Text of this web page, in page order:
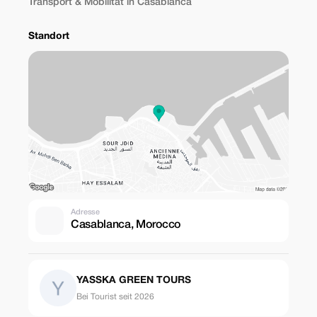
Transport & Mobilität in Casablanca
Standort
Adresse
Casablanca, Morocco
YASSKA GREEN TOURS
Bei Tourist seit 2026